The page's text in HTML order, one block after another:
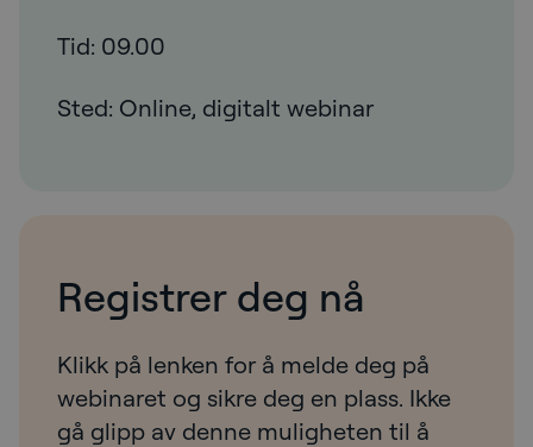
Tid: 09.00
Sted: Online, digitalt webinar
Registrer deg nå
Klikk på lenken for å melde deg på
webinaret og sikre deg en plass. Ikke
gå glipp av denne muligheten til å